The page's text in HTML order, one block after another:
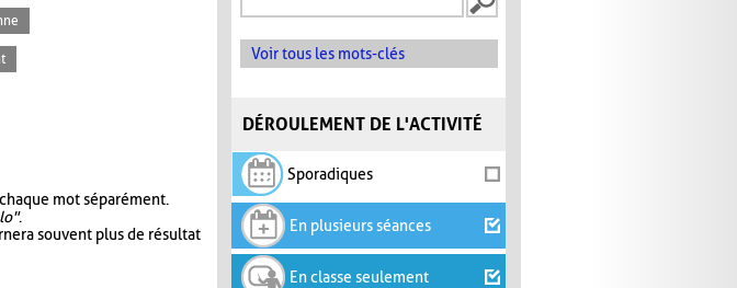
Voir tous les mots-clés
DÉROULEMENT DE L'ACTIVITÉ
Sporadiques
En plusieurs séances
En classe seulement
mot séparément.
.
souvent plus de résultat